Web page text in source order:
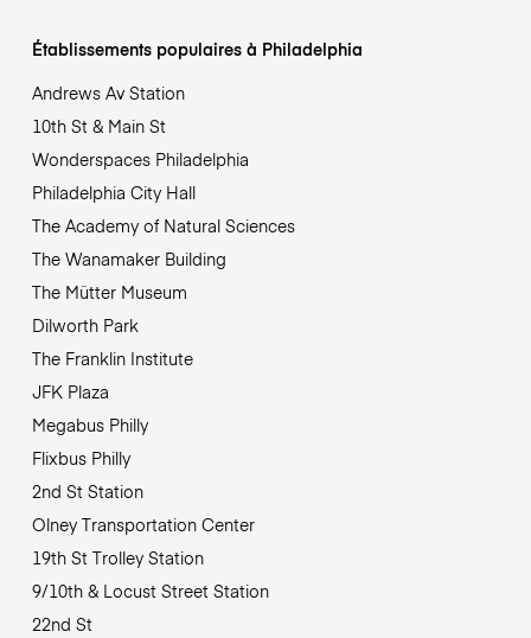
Établissements populaires à Philadelphia
Andrews Av Station
10th St & Main St
Wonderspaces Philadelphia
Philadelphia City Hall
The Academy of Natural Sciences
The Wanamaker Building
The Mütter Museum
Dilworth Park
The Franklin Institute
JFK Plaza
Megabus Philly
Flixbus Philly
2nd St Station
Olney Transportation Center
19th St Trolley Station
9/10th & Locust Street Station
22nd St